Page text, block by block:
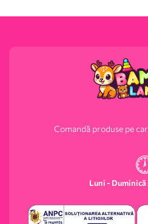
Comandă produse pe
Luni -